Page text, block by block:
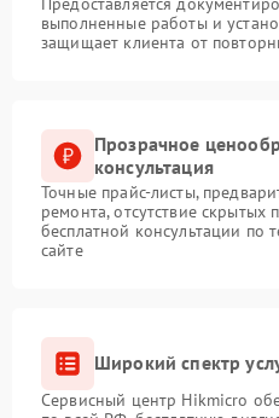
выполненные работы и
защищает клиента от
Прозрачное
консультация
Точные прайс-листы,
ремонта, отсутствие скрытых
бесплатной консультации по
сайте
Широкий спектр
Сервисный центр Hikmicro